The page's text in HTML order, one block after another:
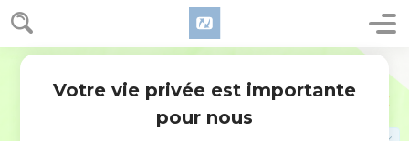
Lévitique 17
l'offrir en sacrifice à l'Eternel, il sera exclu de son peuple.’
» Si un Israélite ou un étranger en séjour parmi eux mange
du sang, je me tournerai contre celui qui mange le sang et je
l’exclurai du milieu de son peuple.
En effet, la vie d’un être est dans le sang. Je vous l'ai
donné sur l'autel afin qu'il serve d'expiation pour vos âmes,
Votre vie privée est importante
pour nous